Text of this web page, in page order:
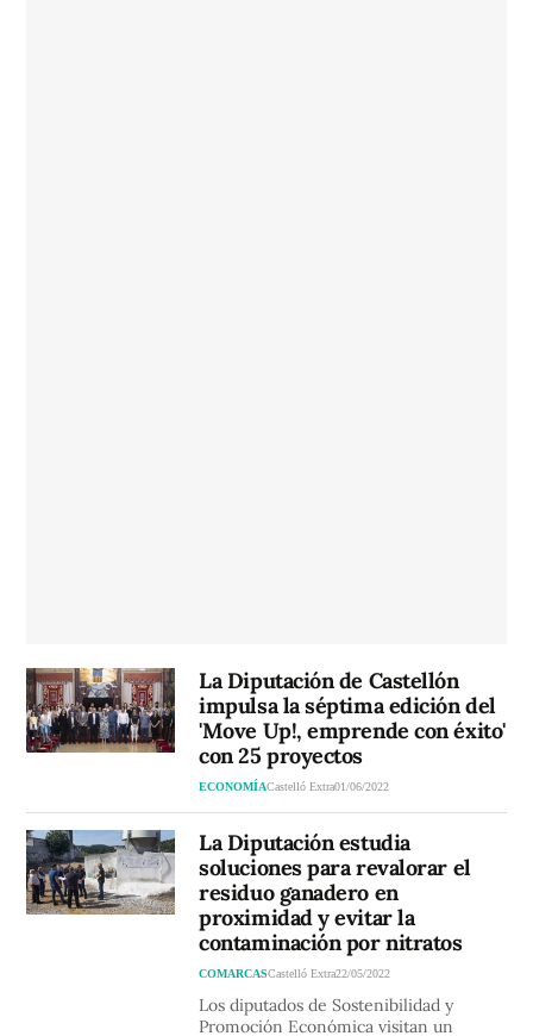
La Diputación de Castellón
impulsa la séptima edición del
'Move Up!, emprende con éxito'
con 25 proyectos
ECONOMÍACastelló Extra01/06/2022
La Diputación estudia
soluciones para revalorar el
residuo ganadero en
proximidad y evitar la
contaminación por nitratos
COMARCASCastelló Extra22/05/2022
Los diputados de Sostenibilidad y
Promoción Económica visitan un